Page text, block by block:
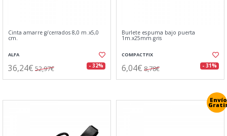
Cinta amarre g/cerrados 8,0 m.x5,0
cm.
ALFA
36,24€ 52,97€ - 32%
Burlete espuma bajo puerta
1m.x25mm.gris
COMPACTFIX
6,04€ 8,78€ - 31%
Envío